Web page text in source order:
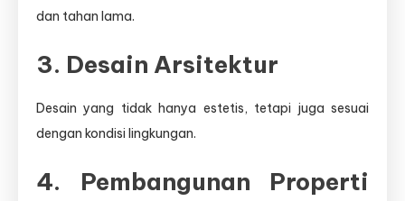
dan tahan lama.
3. Desain Arsitektur
Desain yang tidak hanya estetis, tetapi juga sesuai
dengan kondisi lingkungan.
4. Pembangunan Properti